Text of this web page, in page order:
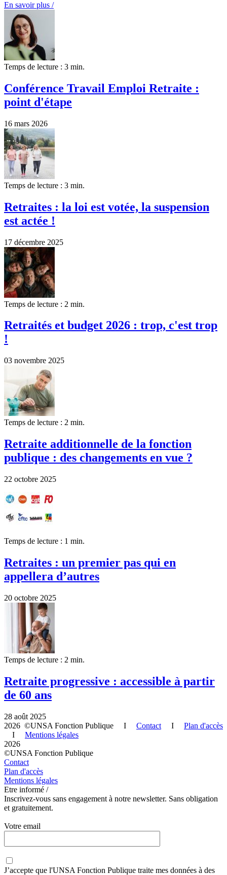
En savoir plus /
Temps de lecture : 3 min.
Conférence Travail Emploi Retraite :
point d'étape
16 mars 2026
Temps de lecture : 3 min.
Retraites : la loi est votée, la suspension
est actée !
17 décembre 2025
Temps de lecture : 2 min.
Retraités et budget 2026 : trop, c'est trop
!
03 novembre 2025
Temps de lecture : 2 min.
Retraite additionnelle de la fonction
publique : des changements en vue ?
22 octobre 2025
Temps de lecture : 1 min.
Retraites : un premier pas qui en
appellera d’autres
20 octobre 2025
Temps de lecture : 2 min.
Retraite progressive : accessible à partir
de 60 ans
28 août 2025
2026 ©UNSA Fonction Publique I Contact I Plan d'accès
I Mentions légales
2026
©UNSA Fonction Publique
Contact
Plan d'accès
Mentions légales
Etre informé /
Inscrivez-vous sans engagement à notre newsletter. Sans obligation
et gratuitement.
Votre email
J’accepte que l'UNSA Fonction Publique traite mes données à des